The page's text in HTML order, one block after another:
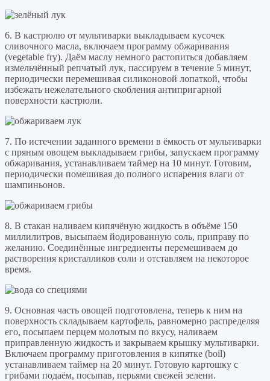
6. В кастрюлю от мультиварки выкладываем кусочек
сливочного масла, включаем программу обжаривания
(vegetable fry). Даём маслу немного растопиться добавляем
измельчённый репчатый лук, пассируем в течение 5 минут,
периодически перемешивая силиконовой лопаткой, чтобы
избежать нежелательного скобления антипригарной
поверхности кастрюли.
7. По истечении заданного времени в ёмкость от мультиварки
с пряным овощем выкладываем грибы, запускаем программу
обжаривания, устанавливаем таймер на 10 минут. Готовим,
периодически помешивая до полного испарения влаги от
шампиньонов.
8. В стакан наливаем кипячёную жидкость в объёме 150
миллилитров, высыпаем йодированную соль, приправу по
желанию. Соединённые ингредиенты перемешиваем до
растворения кристалликов соли и отставляем на некоторое
время.
9. Основная часть овощей подготовлена, теперь к ним на
поверхность складываем картофель, равномерно распределяя
его, посыпаем перцем молотым по вкусу, наливаем
приправленную жидкость и закрываем крышку мультиварки.
Включаем программу приготовления в кипятке (boil)
устанавливаем таймер на 20 минут. Готовую картошку с
грибами подаём, посыпав, перьями свежей зелени.